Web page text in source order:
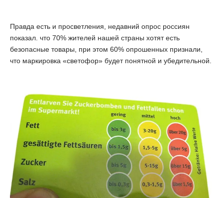
Правда есть и просветления, недавний опрос россиян
показал. что 70% жителей нашей страны хотят есть
безопасные товары, при этом 60% опрошенных признали,
что маркировка «светофор» будет понятной и убедительной.